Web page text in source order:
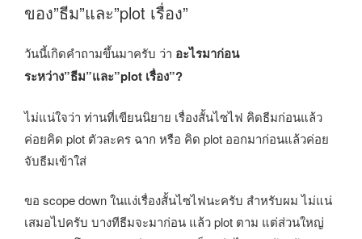
ของ”ธีม”และ”plot เรื่อง”
วันนี้เกิดคำถามขึ้นมาครับ ว่า อะไรมาก่อน
ระหว่าง”ธีม”และ”plot เรื่อง”?
ไม่แน่ใจว่า ท่านที่เขียนนิยาย เรื่องสั้นไซไฟ คิดธีมก่อนแล้ว
ค่อยคิด plot ตัวละคร ฉาก หรือ คิด plot ออกมาก่อนแล้วค่อย
จับธีมเข้าใส่
ขอ scope down ในแง่เรื่องสั้นไซไฟนะครับ สำหรับผม ไม่แน่
เสมอไปครับ บางทีธีมจะมาก่อน แล้ว plot ตาม แต่ส่วนใหญ่